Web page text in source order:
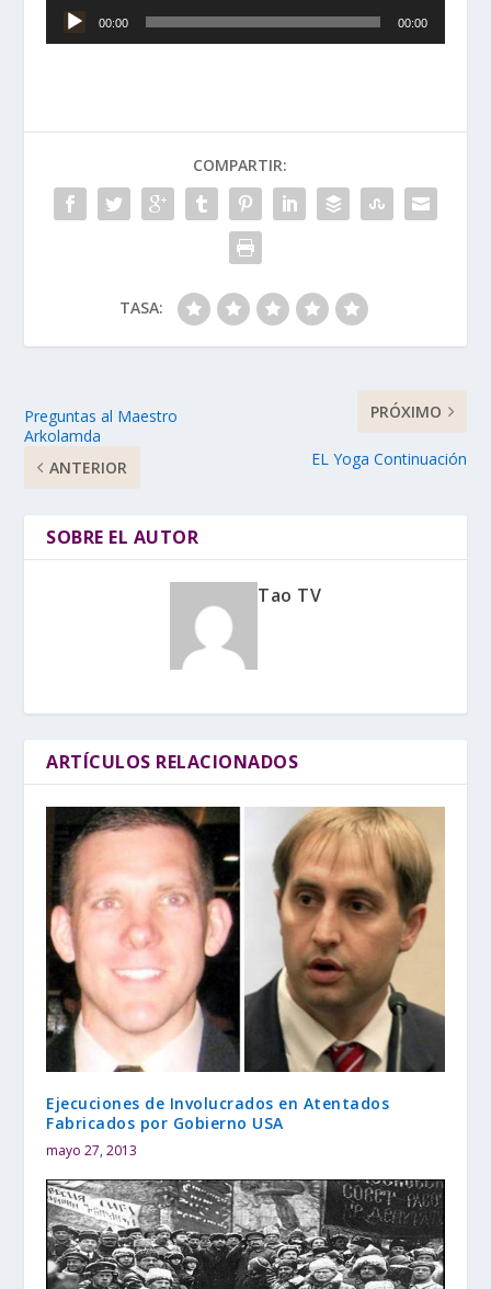
Reproductor
00:00 00:00
COMPARTIR:
TASA:
Preguntas al Maestro
Arkolamda
ANTERIOR
PRÓXIMO
EL Yoga Continuación
SOBRE EL AUTOR
Tao TV
ARTÍCULOS RELACIONADOS
Ejecuciones de Involucrados en Atentados
Fabricados por Gobierno USA
mayo 27, 2013